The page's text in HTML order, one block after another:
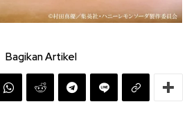
Bagikan Artikel